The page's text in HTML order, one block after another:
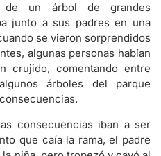
de un árbol de grandes
junto a sus padres en una
se vieron sorprendidos
algunas personas habían
crujido, comentando entre
árboles del parque
consecuencias iban a ser
que caía la rama, el padre